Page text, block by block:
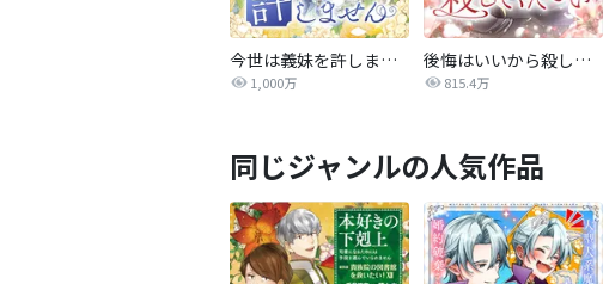
今世は義妹を許しません
1,000万
後悔はいいから殺してください
815.4万
同じジャンルの人気作品